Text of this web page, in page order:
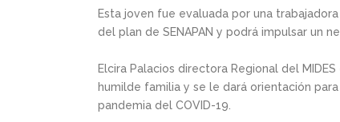
Esta joven fue evaluada por una
del plan de SENAPAN y podrá impulsar un
Elcira Palacios directora Regional del
humilde familia y se le dará orientación
pandemia del COVID-19.